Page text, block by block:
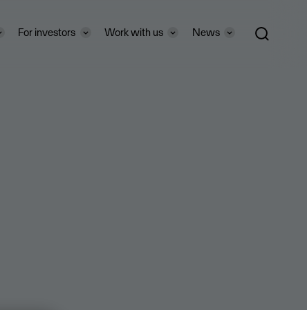
For investors Work with us News